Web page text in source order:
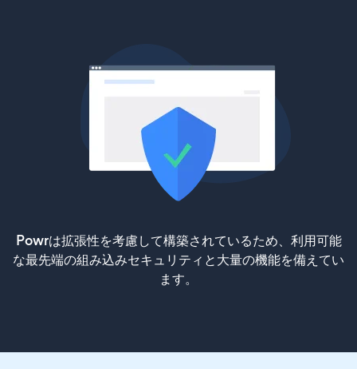
Powrは拡張性を考慮して構築されているため、利用可能
な最先端の組み込みセキュリティと大量の機能を備えてい
ます。